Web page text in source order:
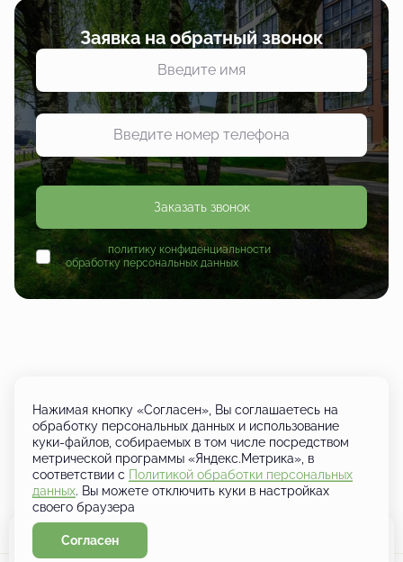
Заявка на обратный звонок
Заказать звонок
Принимаю политику конфиденциальностии даю согласие
наобработку персональных данных
+7 (833) 249-01-01
Кировская область, д. Шутовщина,
Кирово-Чепецкий район, ул.
Ботаническая
Нажимая кнопку «Согласен», Вы соглашаетесь на
обработку персональных данных и использование
куки-файлов, собираемых в том числе посредством
метрической программы «Яндекс.Метрика», в
соответствии с Политикой обработки персональных
данных. Вы можете отключить куки в настройках
своего браузера
Согласен